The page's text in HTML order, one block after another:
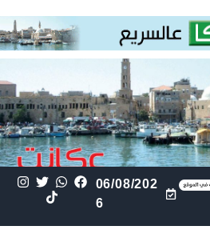
06/08/202
6